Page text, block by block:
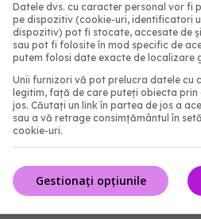
programelor,
încetinirea sau stoparea
și hepatita, ceea ce a
România rămâne
ciroză, dar și al deceselor
interferon destinat
doar 35% din actualul
intrarea pe tratament
Datele dvs. cu caracter personal vor fi
pe dispozitiv (cookie-uri, identificatori
dispozitiv) pot fi stocate, accesate de
sau pot fi folosite în mod specific de
putem folosi date exacte de localizare
Unii furnizori vă pot prelucra datele cu
legitim, față de care puteți obiecta
jos. Căutați un link în partea de jos a
sau a vă retrage consimțământul în
cookie-uri.
Gestionați opțiunile